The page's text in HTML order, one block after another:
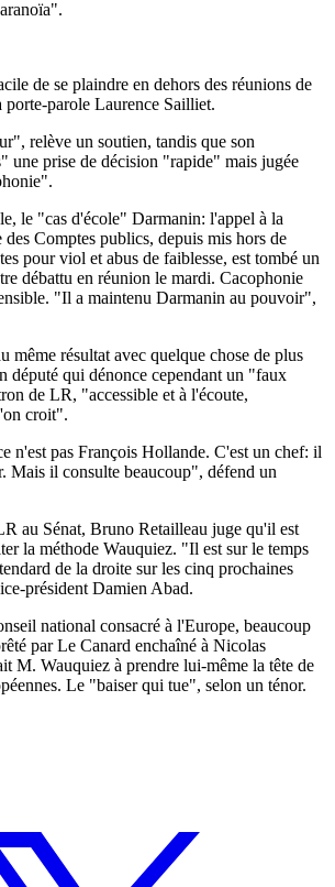
de se plaindre en dehors des réunions de
parole Laurence Sailliet.
relève un soutien, tandis que son
une prise de décision "rapide" mais jugée
le "cas d'école" Darmanin: l'appel à la
Comptes publics, depuis mis hors de
pour viol et abus de faiblesse, est tombé un
débattu en réunion le mardi. Cacophonie
"Il a maintenu Darmanin au pouvoir",
même résultat avec quelque chose de plus
député qui dénonce cependant un "faux
de LR, "accessible et à l'écoute,
croit".
n'est pas François Hollande. C'est un chef: il
Mais il consulte beaucoup", défend un
au Sénat, Bruno Retailleau juge qu'il est
la méthode Wauquiez. "Il est sur le temps
de la droite sur les cinq prochaines
président Damien Abad.
national consacré à l'Europe, beaucoup
par Le Canard enchaîné à Nicolas
M. Wauquiez à prendre lui-même la tête de
Le "baiser qui tue", selon un ténor.